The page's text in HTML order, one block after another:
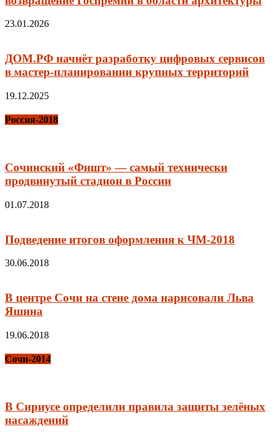
23.01.2026
ДОМ.РФ начнёт разработку цифровых сервисов
в мастер-планировании крупных территорий
19.12.2025
Россия-2018
Сочинский «Фишт» — самый технически
продвинутый стадион в России
01.07.2018
Подведение итогов оформления к ЧМ-2018
30.06.2018
В центре Сочи на стене дома нарисовали Льва
Яшина
19.06.2018
Сочи-2014
В Сириусе определили правила защиты зелёных
насаждений